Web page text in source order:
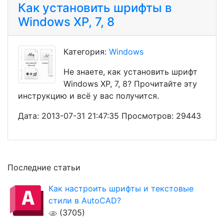
Как установить шрифты в
Windows XP, 7, 8
Категория: Windows
Не знаете, как установить шрифт
Windows XP, 7, 8? Прочитайте эту
инструкцию и всё у вас получится.
Дата: 2013-07-31 21:47:35 Просмотров: 29443
Последние статьи
Как настроить шрифты и текстовые
стили в AutoCAD?
(3705)